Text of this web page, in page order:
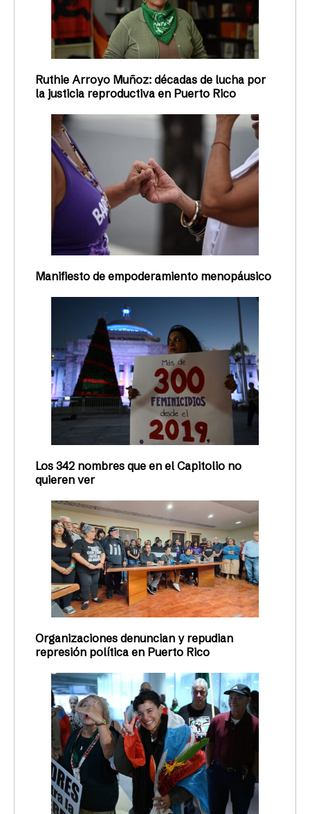
Ruthie Arroyo Muñoz: décadas de lucha por
la justicia reproductiva en Puerto Rico
Manifiesto de empoderamiento menopáusico
Los 342 nombres que en el Capitolio no
quieren ver
Organizaciones denuncian y repudian
represión política en Puerto Rico